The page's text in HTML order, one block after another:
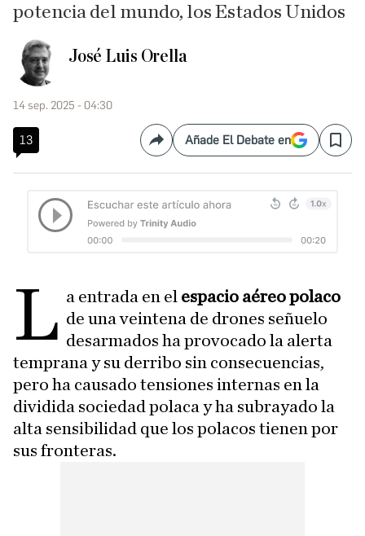
potencia del mundo, los Estados Unidos
José Luis Orella
14 sep. 2025 - 04:30
13 CompartirAñade El Debate en Save
L a entrada en el espacio aéreo polaco
de una veintena de drones señuelo
desarmados ha provocado la alerta
temprana y su derribo sin consecuencias,
pero ha causado tensiones internas en la
dividida sociedad polaca y ha subrayado la
alta sensibilidad que los polacos tienen por
sus fronteras.